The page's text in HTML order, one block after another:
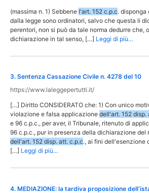
(massima n. 1) Sebbene l'art. 152 c.p.c. disponga
dalla legge sono ordinatori, salvo che questa li
perentori, non si può da tale norma dedurre che,
dichiarazione in tal senso, […] Leggi di più…
3. Sentenza Cassazione Civile n. 4278 del 10
https://www.laleggepertutti.it/
[…] Diritto CONSIDERATO che: 1) Con unico
violazione e falsa applicazione dell'art. 152 disp.
e 96 c.p.c., per aver, il Tribunale, ritenuto di
96 c.p.c., pur in presenza della dichiarazione del
dell'art. 152 disp. att. c.p.c., ai fini dell'esenzione
[…] Leggi di più…
4. MEDIAZIONE: la tardiva proposizione